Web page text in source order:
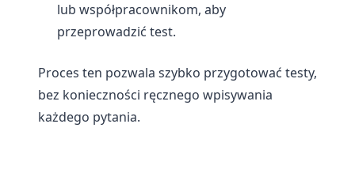
lub współpracownikom, aby
przeprowadzić test.
Proces ten pozwala szybko przygotować testy,
bez konieczności ręcznego wpisywania
każdego pytania.